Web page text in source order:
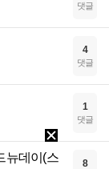
댓글
4
댓글
1
댓글
데이(스
8